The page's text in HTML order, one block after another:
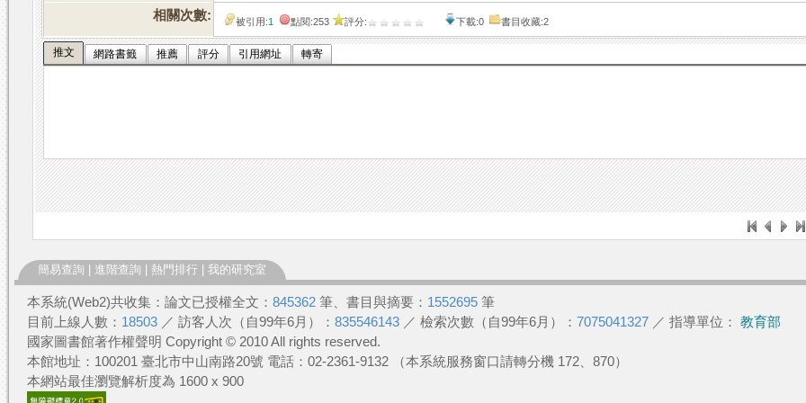
相關次數: 被引用:1 點閱:253 評分: 下載:0 書目收藏:2
推文 網路書籤 推薦 評分 引用網址 轉寄
簡易查詢 進階查詢 熱門排行 我的研究室
本系統(Web2)共收集：論文已授權全文： 845362 筆、書目與摘要： 1552695 筆
目前上線人數： 18503 ／ 訪客人次（自99年6月）： 835546143 ／ 檢索次數（自99年6月）： 7075041327 ／ 指導單位： 教育部
國家圖書館著作權聲明 Copyright © 2010 All rights reserved.
本館地址：100201 臺北市中山南路20號 電話：02-2361-9132 （本系統服務窗口請轉分機 172、870）
本網站最佳瀏覽解析度為 1600 x 900